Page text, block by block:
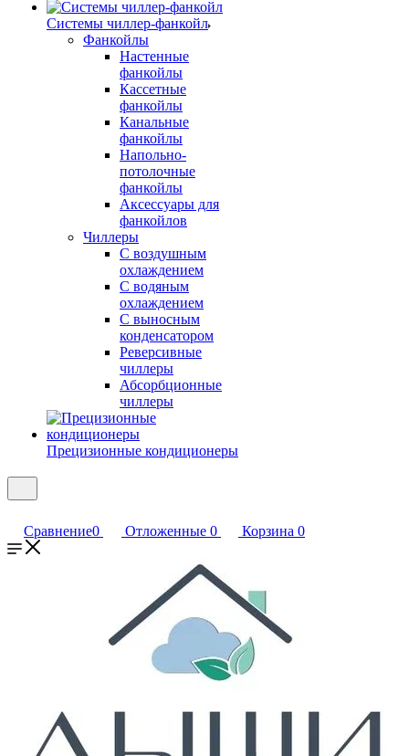
Системы чиллер-фанкойл
Фанкойлы
Настенные
фанкойлы
Кассетные
фанкойлы
Канальные
фанкойлы
Напольно-
потолочные
фанкойлы
Аксессуары для
фанкойлов
Чиллеры
С воздушным
охлаждением
С водяным
охлаждением
С выносным
конденсатором
Реверсивные
чиллеры
Абсорбционные
чиллеры
Прецизионные кондиционеры
Сравнение0 Отложенные 0 Корзина 0